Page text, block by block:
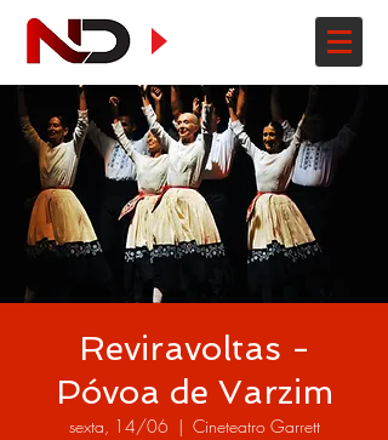
Reviravoltas -
Póvoa de Varzim
sexta, 14/06
  |
Cineteatro Garrett